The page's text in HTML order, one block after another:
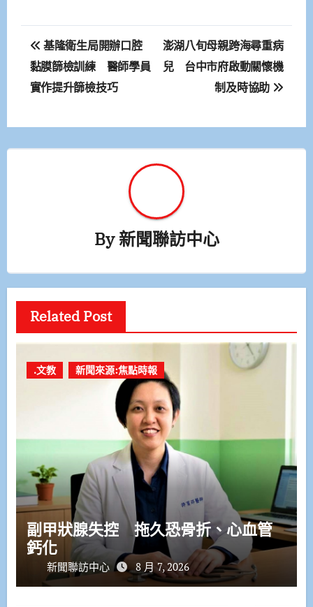
文
章
導
覽
基隆衛生局開辦口腔
黏膜篩檢訓練 醫師學員
實作提升篩檢技巧
澎湖八旬母親跨海尋重病
兒 台中市府啟動關懷機
制及時協助
By新聞聯訪中心
Related Post
.文教 新聞來源:焦點時報
副甲狀腺失控 拖久恐骨折、心血管
鈣化
新聞聯訪中心 8 月 7, 2026